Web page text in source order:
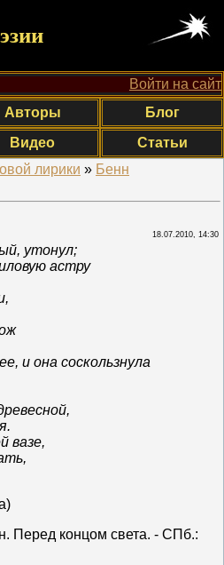
Войти на сайт
Авторы
Блог
Видео
Статьи
лирики » Бенн
18.07.2010, 14:30
утонул;
астру
и она соскользнула
вазе,
Перед концом света. - СПб.: